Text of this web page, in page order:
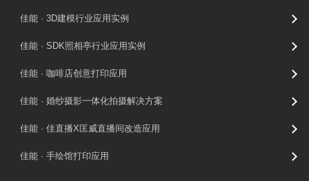
佳能 · 3D建模行业应用实例
佳能 · SDK照相亭行业应用实例
佳能 · 咖啡店创意打印应用
佳能 · 婚纱摄影一体化拍摄解决方案
佳能 · 佳直播X匡威直播间改造应用
佳能 · 手绘馆打印应用